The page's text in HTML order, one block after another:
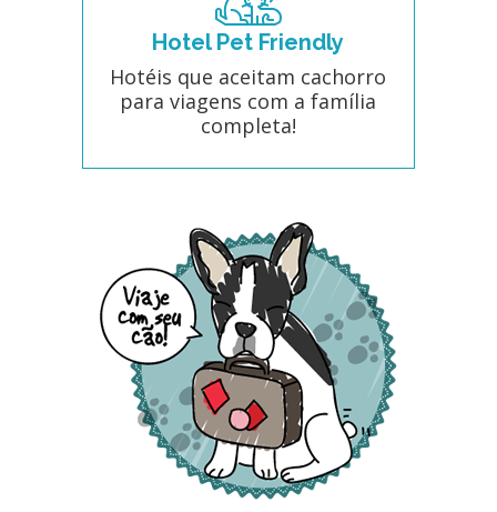
Hotel Pet Friendly
Hotéis que aceitam cachorro
para viagens com a família
completa!